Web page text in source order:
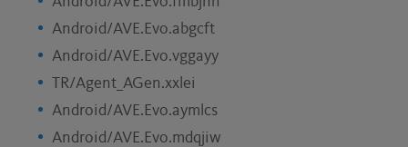
Android/AVE.Evo.abgcft
Android/AVE.Evo.vggayy
TR/Agent_AGen.xxlei
Android/AVE.Evo.aymlcs
Android/AVE.Evo.mdqjiw